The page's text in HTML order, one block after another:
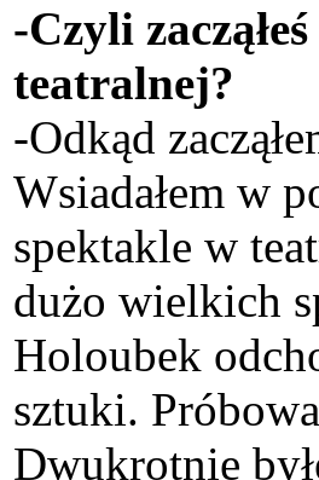
-Czyli
teatralnej?
-Odkąd
Wsiadałem w
spektakle w
dużo wielkich
Holoubek
sztuki.
Dwukrotnie